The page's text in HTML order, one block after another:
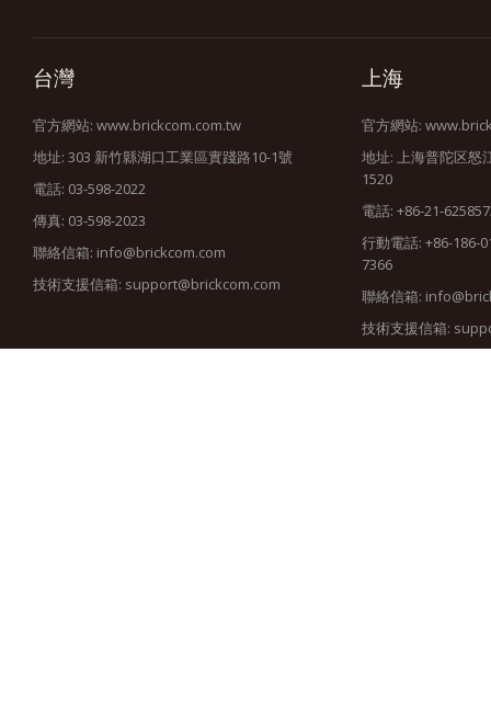
台灣
官方網站: www.brickcom.com.tw
地址: 303 新竹縣湖口工業區實踐路10-1號
電話: 03-598-2022
傳真: 03-598-2023
聯絡信箱: info@brickcom.com
技術支援信箱: support@brickcom.com
上海
官方網站:
地址: 上海普陀区怒
1520
電話: +86-21-
行動電話: +86-186-
7366
聯絡信箱:
技術支援信箱: